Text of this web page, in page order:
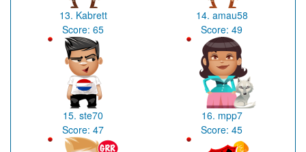
13. Kabrett
Score:65
14. amau58
Score:49
15. ste70
Score:47
16. mpp7
Score:45